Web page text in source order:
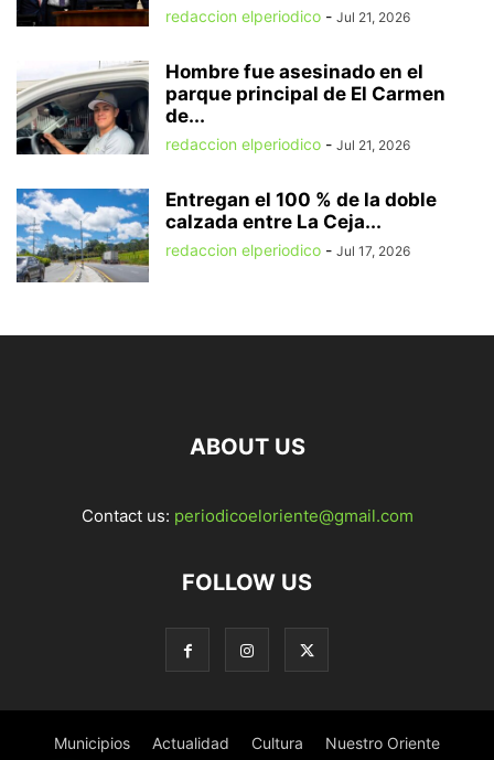
redaccion elperiodico - Jul 21, 2026
Hombre fue asesinado en el
parque principal de El Carmen
de...
redaccion elperiodico - Jul 21, 2026
Entregan el 100 % de la doble
calzada entre La Ceja...
redaccion elperiodico - Jul 17, 2026
ABOUT US
Contact us: periodicoeloriente@gmail.com
FOLLOW US
Municipios Actualidad Cultura Nuestro Oriente